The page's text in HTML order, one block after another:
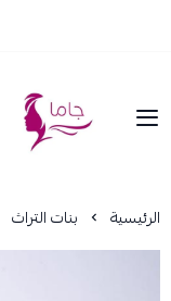
جاما _ JAMA
الرئيسية بنات التراث